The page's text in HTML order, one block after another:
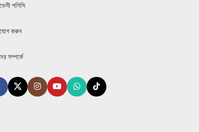
পলিসি
করুন
সম্পর্কে